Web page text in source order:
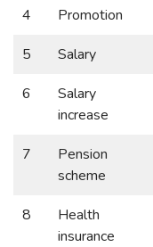
4
Promotion
5
Salary
6
Salary
increase
7
Pension
scheme
8
Health
insurance